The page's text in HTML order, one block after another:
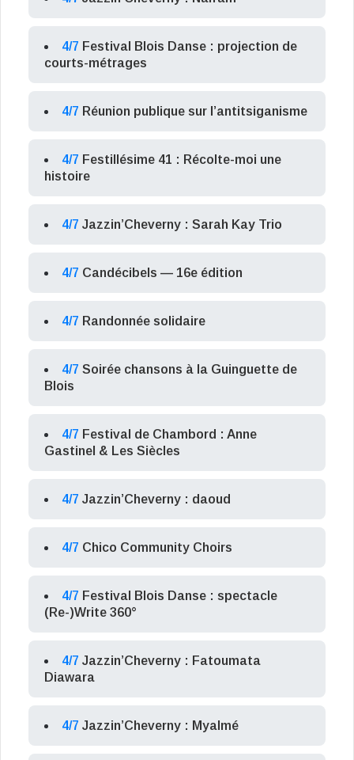
4/7 Festival Blois Danse : projection de
courts-métrages
4/7 Réunion publique sur l’antitsiganisme
4/7 Festillésime 41 : Récolte-moi une
histoire
4/7 Jazzin’Cheverny : Sarah Kay Trio
4/7 Candécibels — 16e édition
4/7 Randonnée solidaire
4/7 Soirée chansons à la Guinguette de
Blois
4/7 Festival de Chambord : Anne
Gastinel & Les Siècles
4/7 Jazzin’Cheverny : daoud
4/7 Chico Community Choirs
4/7 Festival Blois Danse : spectacle
(Re-)Write 360°
4/7 Jazzin’Cheverny : Fatoumata
Diawara
4/7 Jazzin’Cheverny : Myalmé